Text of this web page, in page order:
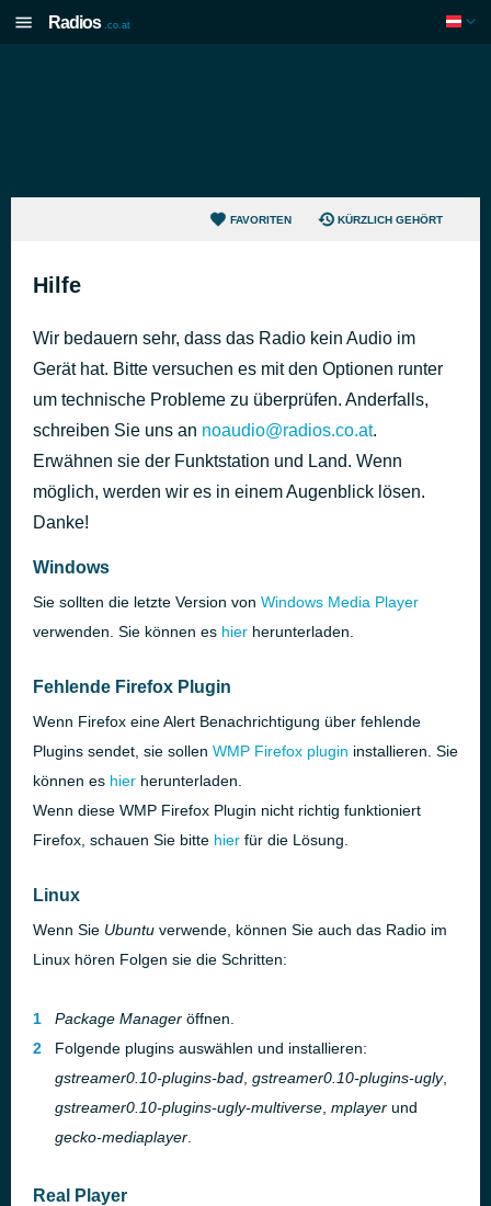
Radios .co.at
FAVORITEN KÜRZLICH GEHÖRT
Hilfe
Wir bedauern sehr, dass das Radio kein Audio im
Gerät hat. Bitte versuchen es mit den Optionen runter
um technische Probleme zu überprüfen. Anderfalls,
schreiben Sie uns an noaudio@radios.co.at.
Erwähnen sie der Funktstation und Land. Wenn
möglich, werden wir es in einem Augenblick lösen.
Danke!
Windows
Sie sollten die letzte Version von Windows Media Player
verwenden. Sie können es hier herunterladen.
Fehlende Firefox Plugin
Wenn Firefox eine Alert Benachrichtigung über fehlende
Plugins sendet, sie sollen WMP Firefox plugin installieren. Sie
können es hier herunterladen.
Wenn diese WMP Firefox Plugin nicht richtig funktioniert
Firefox, schauen Sie bitte hier für die Lösung.
Linux
Wenn Sie Ubuntu verwende, können Sie auch das Radio im
Linux hören Folgen sie die Schritten:
Package Manager öffnen.
Folgende plugins auswählen und installieren:
gstreamer0.10-plugins-bad gstreamer0.10-plugins-ugly,
gstreamer0.10-plugins-ugly-multiverse mplayer und
gecko-mediaplayer
Real Player